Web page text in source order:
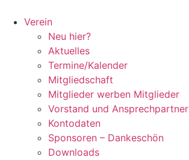
Inhalt
springen
Verein
Neu hier?
Aktuelles
Termine/Kalender
Mitgliedschaft
Mitglieder werben Mitglieder
Vorstand und Ansprechpartner
Kontodaten
Sponsoren – Dankeschön
Downloads